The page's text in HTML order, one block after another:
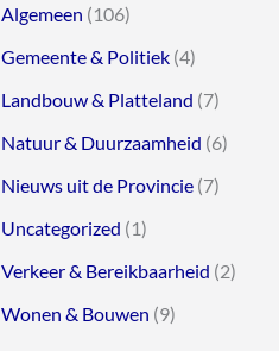
Algemeen (106)
Gemeente & Politiek (4)
Landbouw & Platteland (7)
Natuur & Duurzaamheid (6)
Nieuws uit de Provincie (7)
Uncategorized (1)
Verkeer & Bereikbaarheid (2)
Wonen & Bouwen (9)